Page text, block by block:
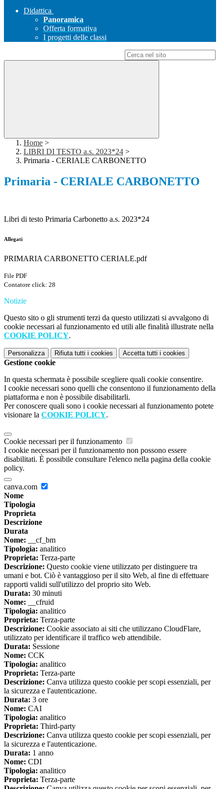
Didattica
Panoramica
Offerta formativa
I progetti delle classi
Home >
LIBRI DI TESTO a.s. 2023*24 >
Primaria - CERIALE CARBONETTO
Primaria - CERIALE CARBONETTO
Libri di testo Primaria Carbonetto a.s. 2023*24
Allegati
PRIMARIA CARBONETTO CERIALE.pdf
File PDF
Contatore click: 28
Notizie
Questo sito o gli strumenti terzi da questo utilizzati si avvalgono di
cookie necessari al funzionamento ed utili alle finalità illustrate nella
COOKIE POLICY.
Personalizza Rifiuta tutti i cookies Accetta tutti i cookies
Gestione cookie
In questa schermata è possibile scegliere quali cookie consentire.
I cookie necessari sono quelli che consentono il funzionamento della
piattaforma e non è possibile disabilitarli.
Per conoscere quali sono i cookie necessari al funzionamento potete
visionare la COOKIE POLICY.
Cookie necessari per il funzionamento
I cookie necessari per il funzionamento non possono essere
disabilitati. È possibile consultare l'elenco nella pagina della cookie
policy.
canva.com
Nome
Tipologia
Proprieta
Descrizione
Durata
Nome: __cf_bm
Tipologia: analitico
Proprieta: Terza-parte
Descrizione: Questo cookie viene utilizzato per distinguere tra
umani e bot. Ciò è vantaggioso per il sito Web, al fine di effettuare
rapporti validi sull'utilizzo del proprio sito Web.
Durata: 30 minuti
Nome: __cfruid
Tipologia: analitico
Proprieta: Terza-parte
Descrizione: Cookie associato ai siti che utilizzano CloudFlare,
utilizzato per identificare il traffico web attendibile.
Durata: Sessione
Nome: CCK
Tipologia: analitico
Proprieta: Terza-parte
Descrizione: Canva utilizza questo cookie per scopi essenziali, per
la sicurezza e l'autenticazione.
Durata: 3 ore
Nome: CAI
Tipologia: analitico
Proprieta: Third-party
Descrizione: Canva utilizza questo cookie per scopi essenziali, per
la sicurezza e l'autenticazione.
Durata: 1 anno
Nome: CDI
Tipologia: analitico
Proprieta: Terza-parte